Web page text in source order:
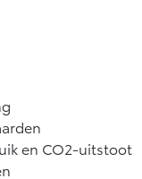
en CO2-uitstoot